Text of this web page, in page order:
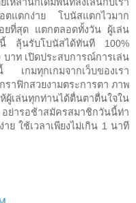
อตแตกง่าย โบนัสแตกไวมาก
ยที่สุด แตกตลอดทั้งวัน ผู้เล่น
นี้ ลุ้นรับโบนัสได้ทันที 100%
บาท เปิดประสบการณ์การเล่น
เกมทุกเกมจากเว็บของเรา
ราฟิกสวยงามตระการตา ภาพ
เล่นทุกท่านได้ตื่นตาตื่นใจใน
ย่ารอช้าสมัครสมาชิกวันนี้ท่า
ย ใช้เวลาเพียงไม่เกิน 1 นาที